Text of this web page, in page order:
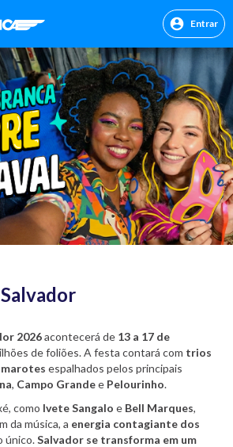
Entrar
2026acontecerá de 13 a 17 de
de foliões. A festa contará com trios
espalhados pelos principais
, Campo Grandee Pelourinho.
como Ivete Sangalo e Bell Marques,
da música, a energia contagiante dos
único.Salvador se transforma em um